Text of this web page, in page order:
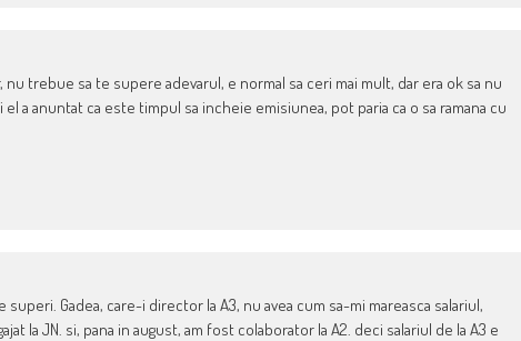
trebue sa te supere adevarul, e normal sa ceri mai mult, dar era ok sa nu
el a anuntat ca este timpul sa incheie emisiunea, pot paria ca o sa ramana cu
Gadea, care-i director la A3, nu avea cum sa-mi mareasca salariul,
la JN. si, pana in august, am fost colaborator la A2. deci salariul de la A3 e